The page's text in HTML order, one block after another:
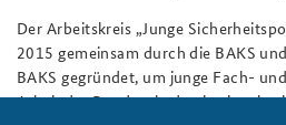
Der Arbeitskreis „Junge
2015 gemeinsam durch die BAKS
BAKS gegründet, um junge Fach-
Arbeit der Bundesakademie